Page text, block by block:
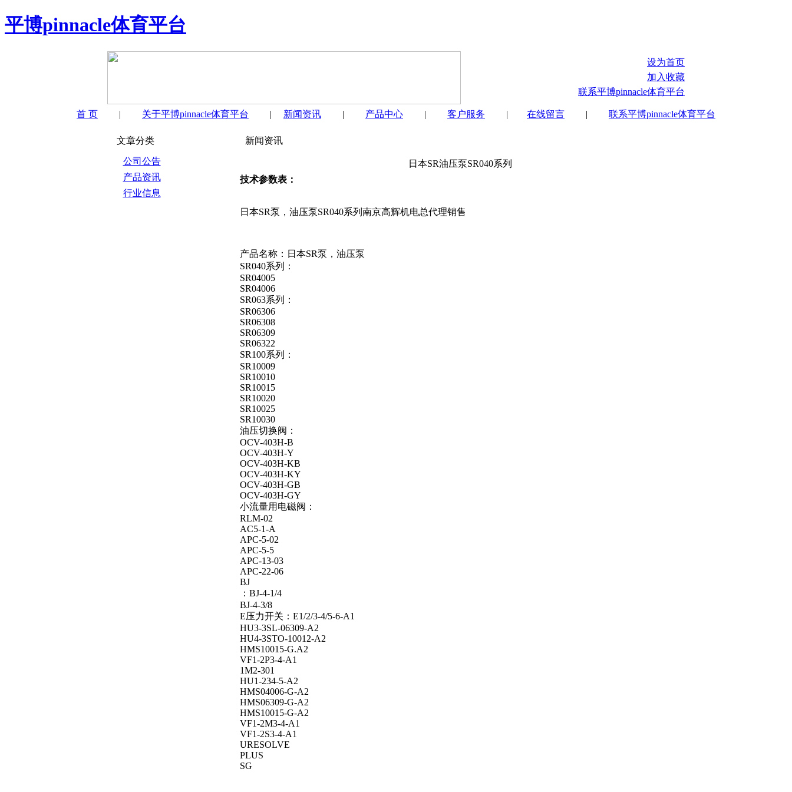
平博pinnacle体育平台
设为首页
加入收藏
联系平博pinnacle体育平台
首 页 | 关于平博pinnacle体育平台 | 新闻资讯 | 产品中心 | 客户服务 | 在线留言 | 联系平博pinnacle体育平台
文章分类
公司公告
产品资讯
行业信息
新闻资讯
日本SR油压泵SR040系列
技术参数表：
日本SR泵，油压泵SR040系列南京高辉机电总代理销售
产品名称：日本SR泵，油压泵
SR040系列：
SR04005
SR04006
SR063系列：
SR06306
SR06308
SR06309
SR06322
SR100系列：
SR10009
SR10010
SR10015
SR10020
SR10025
SR10030
油压切换阀：
OCV-403H-B
OCV-403H-Y
OCV-403H-KB
OCV-403H-KY
OCV-403H-GB
OCV-403H-GY
小流量用电磁阀：
RLM-02
AC5-1-A
APC-5-02
APC-5-5
APC-13-03
APC-22-06
BJ
：BJ-4-1/4
BJ-4-3/8
E压力开关：E1/2/3-4/5-6-A1
HU3-3SL-06309-A2
HU4-3STO-10012-A2
HMS10015-G.A2
VF1-2P3-4-A1
1M2-301
HU1-234-5-A2
HMS04006-G-A2
HMS06309-G-A2
HMS10015-G-A2
VF1-2M3-4-A1
VF1-2S3-4-A1
URESOLVE
PLUS
SG